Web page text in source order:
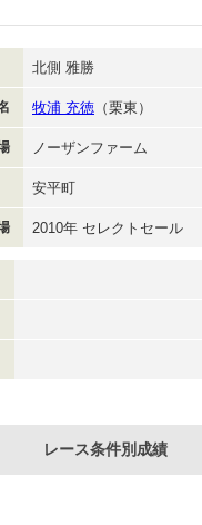
北側 雅勝
牧浦 充徳 （栗東）
ノーザンファーム
安平町
2010年 セレクトセール
レース条件別成績